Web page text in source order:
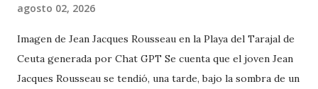
agosto 02, 2026
Imagen de Jean Jacques Rousseau en la Playa del Tarajal de
Ceuta generada por Chat GPT Se cuenta que el joven Jean
Jacques Rousseau se tendió, una tarde, bajo la sombra de un